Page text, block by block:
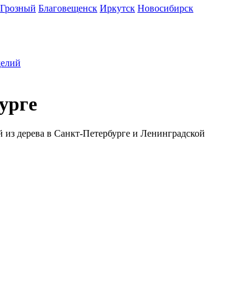
Грозный Благовещенск Иркутск Новосибирск
дерева в Санкт-Петербурге и Ленинградской